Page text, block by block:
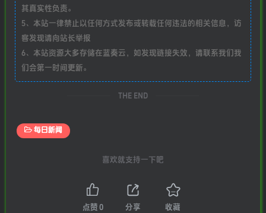
其真实性负责。
5、本站一律禁止以任何方式发布或转载任何违法的相关信息，访
客发现请向站长举报
6、本站资源大多存储在蓝奏云，如发现链接失效，请联系我们我
们会第一时间更新。
THE END
每日新闻
喜欢就支持一下吧
点赞 0 分享 收藏